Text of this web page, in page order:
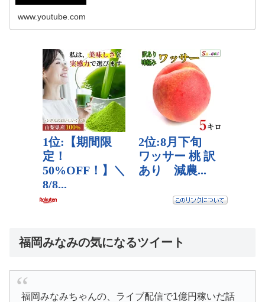
www.youtube.com
福岡みなみの気になるツイート
福岡みなみちゃんの、ライブ配信で1億円稼いだ話